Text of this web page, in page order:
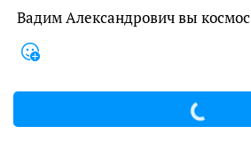
Вадим Александрович вы космос